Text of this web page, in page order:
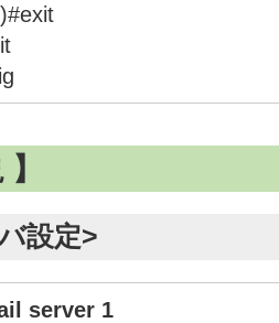
設定>
server 1